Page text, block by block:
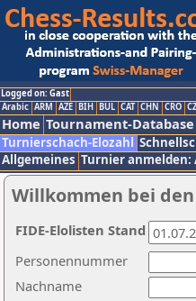
Logged on: Gast
Arabic ARM AZE BIH BUL CAT CHN CRO
Home Tournament-Database
Turnierschach-Elozahl
Allgemeines Turnier anmelden:
Willkommen bei
Nachname
Personennummer
FIDE-Elolisten Stand